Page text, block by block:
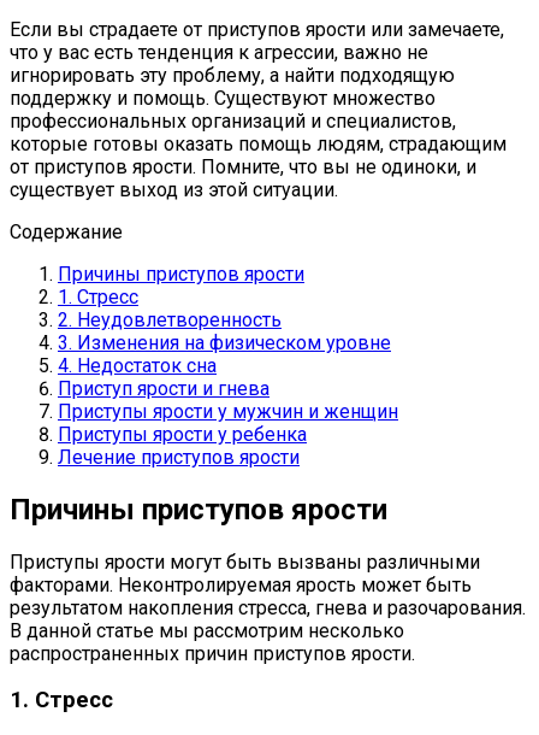
Если вы страдаете от приступов ярости или замечаете,
что у вас есть тенденция к агрессии, важно не
игнорировать эту проблему, а найти подходящую
поддержку и помощь. Существуют множество
профессиональных организаций и специалистов,
которые готовы оказать помощь людям, страдающим
от приступов ярости. Помните, что вы не одиноки, и
существует выход из этой ситуации.
Содержание
Причины приступов ярости
1. Стресс
2. Неудовлетворенность
3. Изменения на физическом уровне
4. Недостаток сна
Приступ ярости и гнева
Приступы ярости у мужчин и женщин
Приступы ярости у ребенка
Лечение приступов ярости
Причины приступов ярости
Приступы ярости могут быть вызваны различными
факторами. Неконтролируемая ярость может быть
результатом накопления стресса, гнева и разочарования.
В данной статье мы рассмотрим несколько
распространенных причин приступов ярости.
1. Стресс